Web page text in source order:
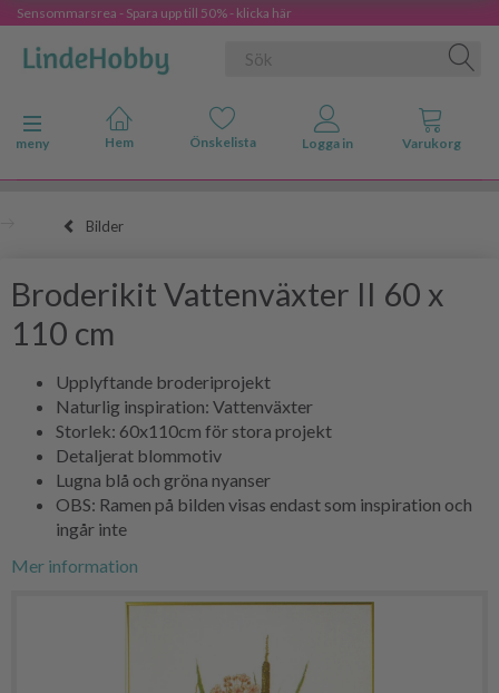
Sensommarsrea - Spara upp till 50% - klicka här
Ändra navigering
meny
Bilder
Broderikit Vattenväxter II 60 x
110 cm
Upplyftande broderiprojekt
Naturlig inspiration: Vattenväxter
Storlek: 60x110cm för stora projekt
Detaljerat blommotiv
Lugna blå och gröna nyanser
OBS: Ramen på bilden visas endast som inspiration och
ingår inte
Mer information